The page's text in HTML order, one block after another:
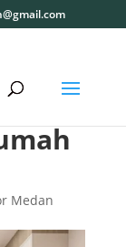
Medan